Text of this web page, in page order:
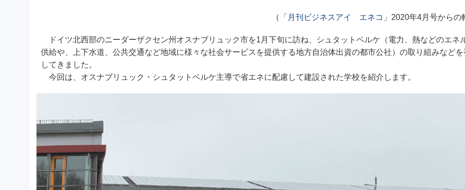
（「 月刊ビジネスアイ エネコ 」2020年4月号からの
ドイツ北西部のニーダーザクセン州オスナブリュック市を1月下旬に訪ね、
シュタットベルケ（電力、熱などのエネ
供給や、上下水道、公共交通など地域に様々な社会サービスを提供する地方自治体出資の都市公社）の取り組みなどを
してきました。
今回は、オスナブリュック・シュタットベルケ主導で省エネに配慮して建設された学校を紹介します。